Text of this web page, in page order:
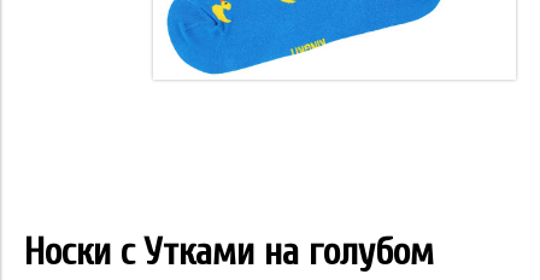
Носки с Утками на голубом